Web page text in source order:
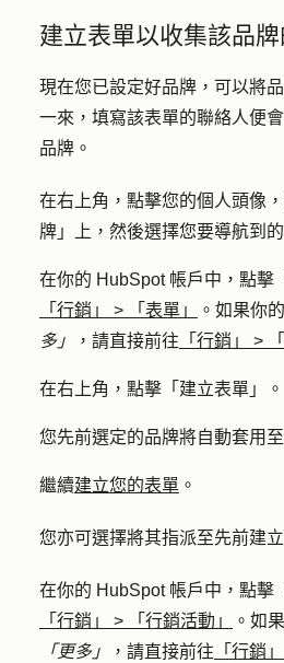
建立表單以收集該品
現在您已設定好品牌，可以將
一來，填寫該表單的聯絡人便
品牌。
在右上角，點擊您的個人頭像
牌 」上，然後選擇您要導航到的
在你的 HubSpot 帳戶中，點擊
「行銷」
> 「表單」 。如果你
多」
，請直接前往 「行銷」 >
在右上角，點擊「 建立表單 」。
您先前選定的品牌將自動套用
繼續建立您的表單 。
您亦可選擇將其指派至先前建立
在你的 HubSpot 帳戶中，點擊
「行銷」
> 「行銷活動」
。如
「更多」
，請直接前往 「行銷」